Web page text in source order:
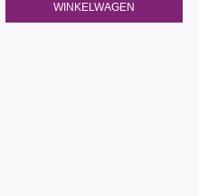
WINKELWAGEN